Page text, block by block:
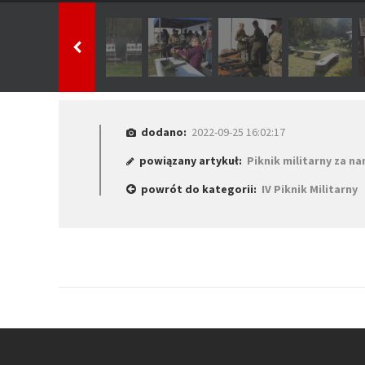
dodano: 2022-09-25 16:02:17
powiązany artykuł: Piknik militarny za
powrót do kategorii: IV Piknik Militarny